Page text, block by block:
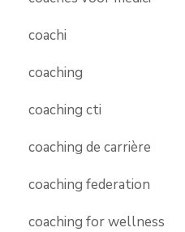
coachi
coaching
coaching cti
coaching de carrière
coaching federation
coaching for wellness